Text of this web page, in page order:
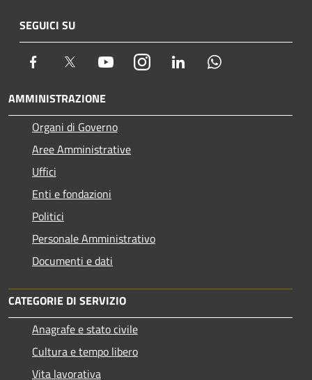
SEGUICI SU
Facebook Twitter YoutubeInstagram LinkedIn
AMMINISTRAZIONE
Organi di Governo
Aree Amministrative
Uffici
Enti e fondazioni
Politici
Personale Amministrativo
Documenti e dati
CATEGORIE DI SERVIZIO
Anagrafe e stato civile
Cultura e tempo libero
Vita lavorativa